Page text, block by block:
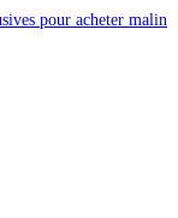
pour acheter malin